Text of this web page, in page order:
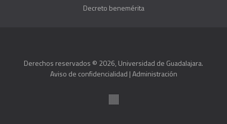
Decreto benemérita
Derechos reservados © 2026, Universidad de Guadalajara.
Aviso de confidencialidad |Administración